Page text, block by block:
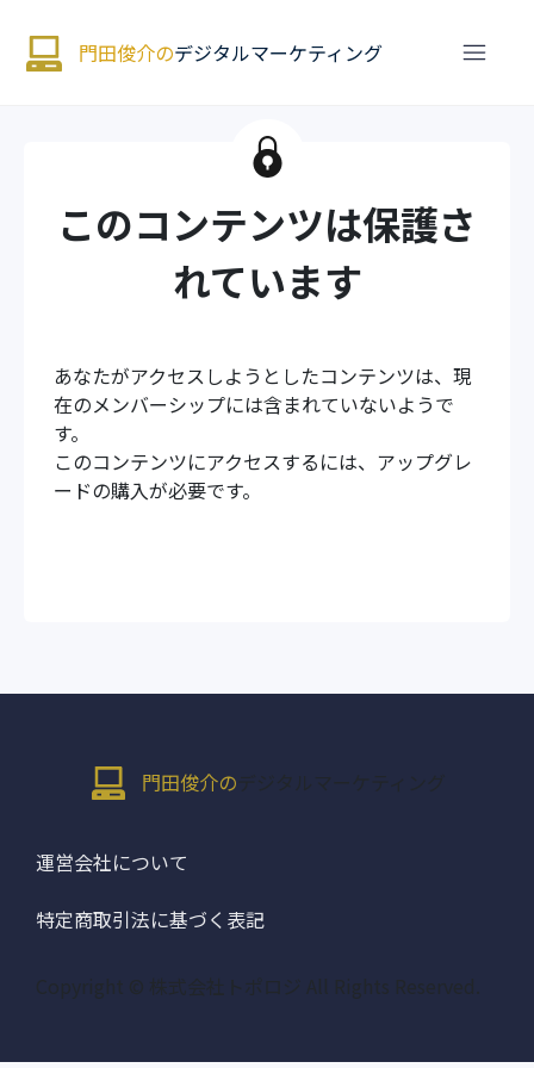
門田俊介のデジタルマーケティング
このコンテンツは保護さ
れています
あなたがアクセスしようとしたコンテンツは、現
在のメンバーシップには含まれていないようで
す。
このコンテンツにアクセスするには、アップグレ
ードの購入が必要です。
門田俊介の デジタルマーケティング
運営会社について
特定商取引法に基づく表記
Copyright © 株式会社トポロジ All Rights Reserved.